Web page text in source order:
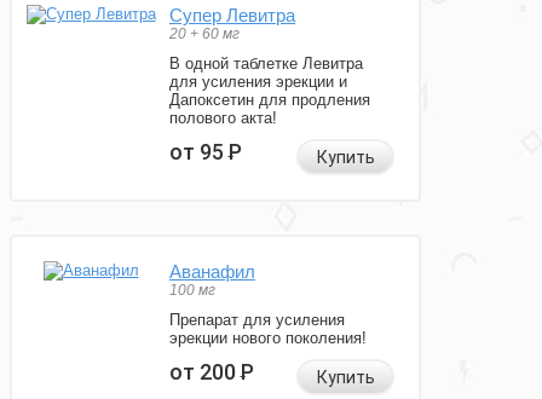
Супер Левитра
20 + 60 мг
В одной таблетке Левитра
для усиления эрекции и
Дапоксетин для продления
полового акта!
от 95Р Купить
Аванафил
100 мг
Препарат для усиления
эрекции нового поколения!
от 200Р Купить